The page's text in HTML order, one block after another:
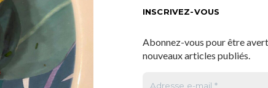
INSCRIVEZ-VOUS
Abonnez-vous pour être
nouveaux articles publiés.